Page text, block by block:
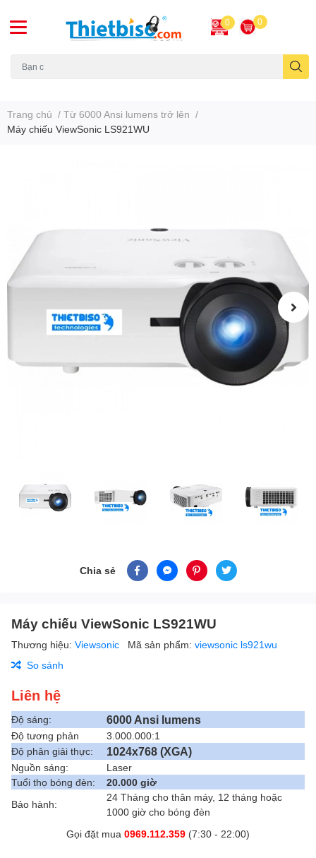
0 0
Trang chủ / Từ 6000 Ansi lumens trở lên /
Máy chiếu ViewSonic LS921WU
Chia sẻ
Máy chiếu ViewSonic LS921WU
Thương hiệu: Viewsonic Mã sản phẩm: viewsonic ls921wu
So sánh
Liên hệ
Độ sáng: 6000 Ansi lumens
Độ tương phản
3.000.000:1
Độ phân giải thực:
1024x768 (XGA)
Nguồn sáng:
Laser
Tuổi thọ bóng đèn:
20.000 giờ
Bảo hành:
24 Tháng cho thân máy, 12 tháng hoặc
1000 giờ cho bóng đèn
Gọi đặt mua 0969.112.359 (7:30 - 22:00)